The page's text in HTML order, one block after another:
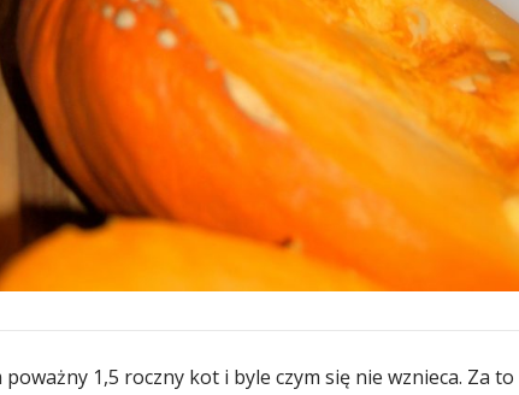
poważny 1,5 roczny kot i byle czym się nie wznieca. Za to